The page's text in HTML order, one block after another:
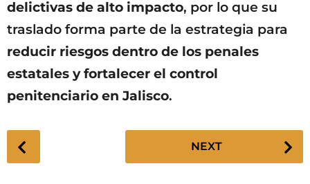
delictivas de alto impacto, por lo que su
traslado forma parte de la estrategia para
reducir riesgos dentro de los penales
estatales y fortalecer el control
penitenciario en Jalisco.
P
o
NEXT